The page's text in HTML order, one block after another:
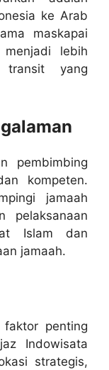
ke Arab
maskapai
menjadi lebih
yang
pembimbing
kompeten.
jamaah
pelaksanaan
Islam dan
jamaah.
penting
Indowisata
strategis,